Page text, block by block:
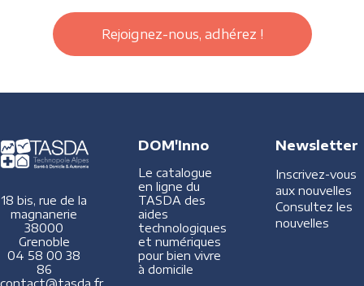
Rejoignez-nous, adhérez !
18 bis, rue de la
magnanerie
38000
Grenoble
04 58 00 38
86
DOM'Inno
Le catalogue
en ligne du
TASDA des
aides
technologiques
et numériques
pour bien vivre
à domicile
Newsletter
Inscrivez-vous
aux nouvelles
Consultez les
nouvelles